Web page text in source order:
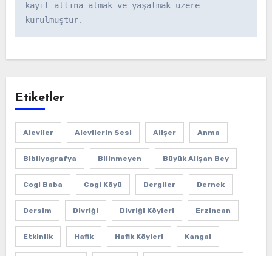
kayıt altına almak ve yaşatmak üzere
kurulmuştur.
Etiketler
Aleviler Alevilerin Sesi Alişer Anma
Bibliyografya Bilinmeyen Büyük Alişan Bey
Cogi Baba Cogi Köyü Dergiler Dernek
Dersim Divriği Divriği Köyleri Erzincan
Etkinlik Hafik Hafik Köyleri Kangal